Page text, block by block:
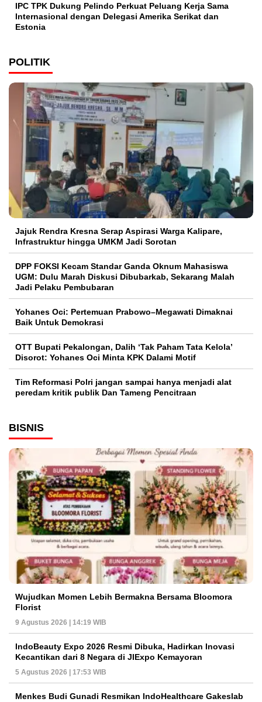
IPC TPK Dukung Pelindo Perkuat Peluang Kerja Sama
Internasional dengan Delegasi Amerika Serikat dan
Estonia
POLITIK
Jajuk Rendra Kresna Serap Aspirasi Warga Kalipare,
Infrastruktur hingga UMKM Jadi Sorotan
DPP FOKSI Kecam Standar Ganda Oknum Mahasiswa
UGM: Dulu Marah Diskusi Dibubarkab, Sekarang Malah
Jadi Pelaku Pembubaran
Yohanes Oci: Pertemuan Prabowo–Megawati Dimaknai
Baik Untuk Demokrasi
OTT Bupati Pekalongan, Dalih ‘Tak Paham Tata Kelola’
Disorot: Yohanes Oci Minta KPK Dalami Motif
Tim Reformasi Polri jangan sampai hanya menjadi alat
peredam kritik publik Dan Tameng Pencitraan
BISNIS
Wujudkan Momen Lebih Bermakna Bersama Bloomora
Florist
9 Agustus 2026 | 14:19 WIB
IndoBeauty Expo 2026 Resmi Dibuka, Hadirkan Inovasi
Kecantikan dari 8 Negara di JIExpo Kemayoran
5 Agustus 2026 | 17:53 WIB
Menkes Budi Gunadi Resmikan IndoHealthcare Gakeslab